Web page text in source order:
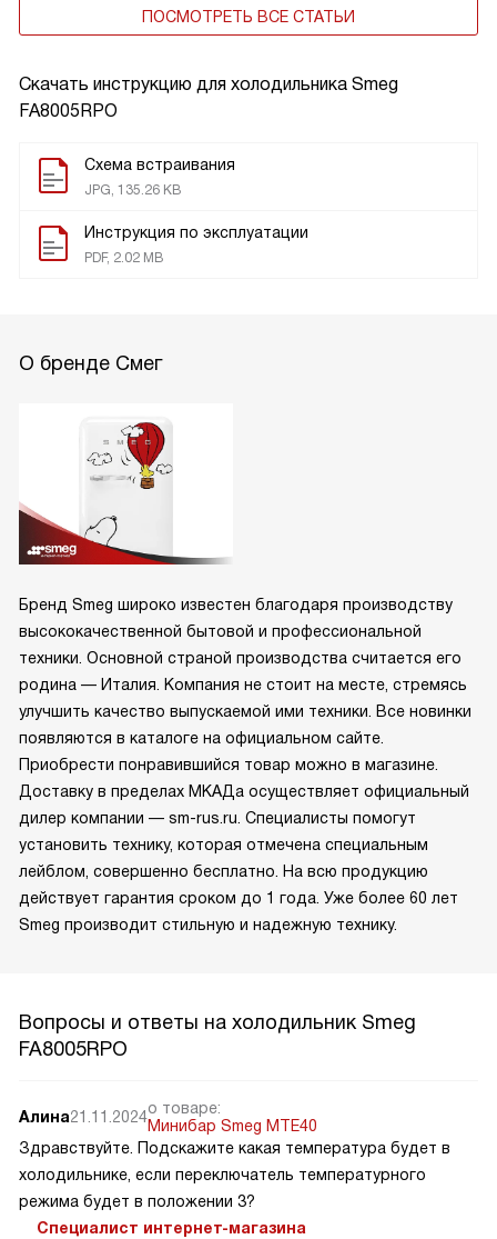
Скачать инструкцию для холодильника Smeg
FA8005RPO
Схема встраивания
JPG, 135.26 KB
Инструкция по эксплуатации
PDF, 2.02 MB
ПОСМОТРЕТЬ ВСЕ СТАТЬИ
О бренде Смег
Бренд Smeg широко известен благодаря производству
высококачественной бытовой и профессиональной
техники. Основной страной производства считается его
родина — Италия. Компания не стоит на месте, стремясь
улучшить качество выпускаемой ими техники. Все новинки
появляются в каталоге на официальном сайте.
Приобрести понравившийся товар можно в магазине.
Доставку в пределах МКАДа осуществляет официальный
дилер компании — sm-rus.ru. Специалисты помогут
установить технику, которая отмечена специальным
лейблом, совершенно бесплатно. На всю продукцию
действует гарантия сроком до 1 года. Уже более 60 лет
Smeg производит стильную и надежную технику.
Вопросы и ответы на холодильник Smeg
FA8005RPO
Алина21.11.2024о товаре:
Минибар Smeg MTE40
Здравствуйте. Подскажите какая температура будет в
холодильнике, если переключатель температурного
режима будет в положении 3?
Специалист интернет-магазина